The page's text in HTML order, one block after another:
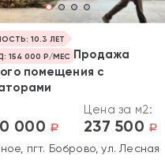
10.3 ЛЕТ
154 000 Р/МЕС Продажа
помещения с
000 a
Цена за м2:
237 500 a
пгт. Боброво, ул. Лесная